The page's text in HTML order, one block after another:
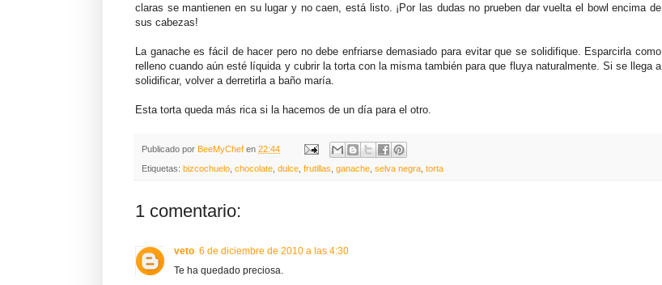
claras se mantienen en su lugar y no caen, está listo. ¡Por las dudas no prueben dar vuelta el bowl encima de
sus cabezas!
La ganache es fácil de hacer pero no debe enfriarse demasiado para evitar que se solidifique. Esparcirla como
relleno cuando aún esté líquida y cubrir la torta con la misma también para que fluya naturalmente. Si se llega a
solidificar, volver a derretirla a baño maría.
Esta torta queda más rica si la hacemos de un día para el otro.
Publicado por BeeMyChef en 22:44
Etiquetas: bizcochuelo chocolate dulce frutillas ganache selva negra torta
1 comentario:
veto 6 de diciembre de 2010 a las 4:30
Te ha quedado preciosa.